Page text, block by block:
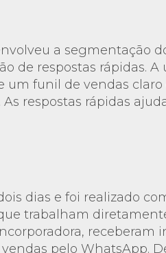
a segmentação
de respostas rápidas.
um funil de vendas
respostas rápidas
dias e foi realizado
trabalham
receberam
pelo WhatsApp.